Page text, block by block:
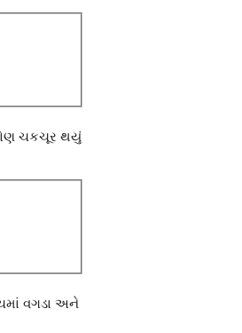
ચકચૂર થયું
વગડા અને